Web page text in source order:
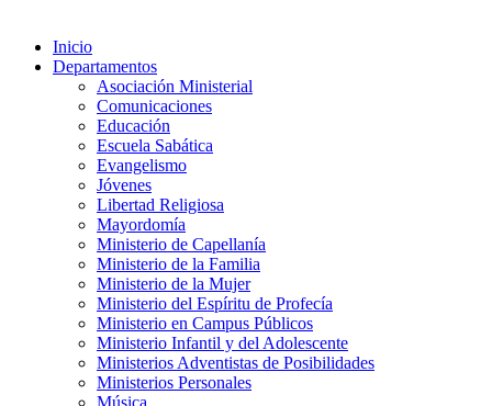
Inicio
Departamentos
Asociación Ministerial
Comunicaciones
Educación
Escuela Sabática
Evangelismo
Jóvenes
Libertad Religiosa
Mayordomía
Ministerio de Capellanía
Ministerio de la Familia
Ministerio de la Mujer
Ministerio del Espíritu de Profecía
Ministerio en Campus Públicos
Ministerio Infantil y del Adolescente
Ministerios Adventistas de Posibilidades
Ministerios Personales
Música